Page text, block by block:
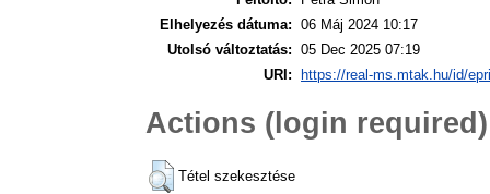
Elhelyezés dátuma: 06 Máj 2024 10:17
Utolsó változtatás: 05 Dec 2025 07:19
URI:
https://real-ms.mtak.hu/id/
Actions (login required)
Tétel szekesztése